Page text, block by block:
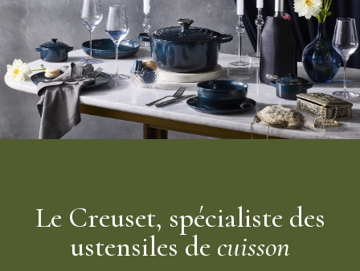
la chaleur
Poignées : prise en main optimisée
Boutons en acier inoxydable, ultra résistants à la chaleur
Entretien : compatible au lave-vaisselle
Fond ultra-lisse pour un entretien aisé
Compatible avec toutes les sources de chaleur
Garantie à vie
Le Creuset, spécialiste des
ustensiles de cuisson